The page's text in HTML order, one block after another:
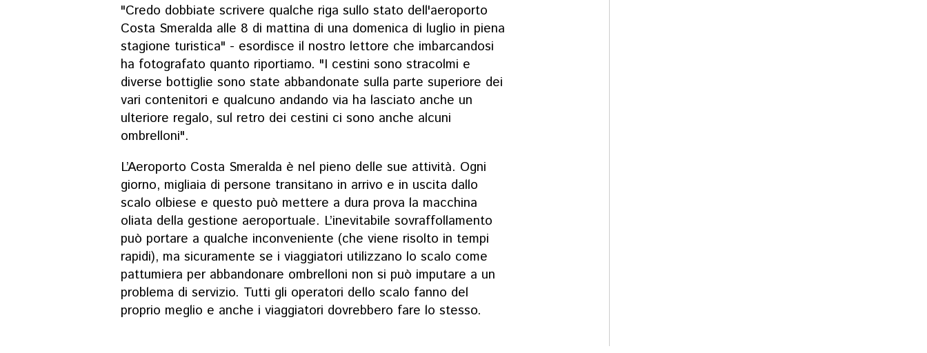
"Credo dobbiate scrivere qualche riga sullo stato dell'aeroporto
Costa Smeralda alle 8 di mattina di una domenica di luglio in piena
stagione turistica" - esordisce il nostro lettore che imbarcandosi
ha fotografato quanto riportiamo. "I cestini sono stracolmi e
diverse bottiglie sono state abbandonate sulla parte superiore dei
vari contenitori e qualcuno andando via ha lasciato anche un
ulteriore regalo, sul retro dei cestini ci sono anche alcuni
ombrelloni".
L’Aeroporto Costa Smeralda è nel pieno delle sue attività. Ogni
giorno, migliaia di persone transitano in arrivo e in uscita dallo
scalo olbiese e questo può mettere a dura prova la macchina
oliata della gestione aeroportuale. L’inevitabile sovraffollamento
può portare a qualche inconveniente (che viene risolto in tempi
rapidi), ma sicuramente se i viaggiatori utilizzano lo scalo come
pattumiera per abbandonare ombrelloni non si può imputare a un
problema di servizio. Tutti gli operatori dello scalo fanno del
proprio meglio e anche i viaggiatori dovrebbero fare lo stesso.